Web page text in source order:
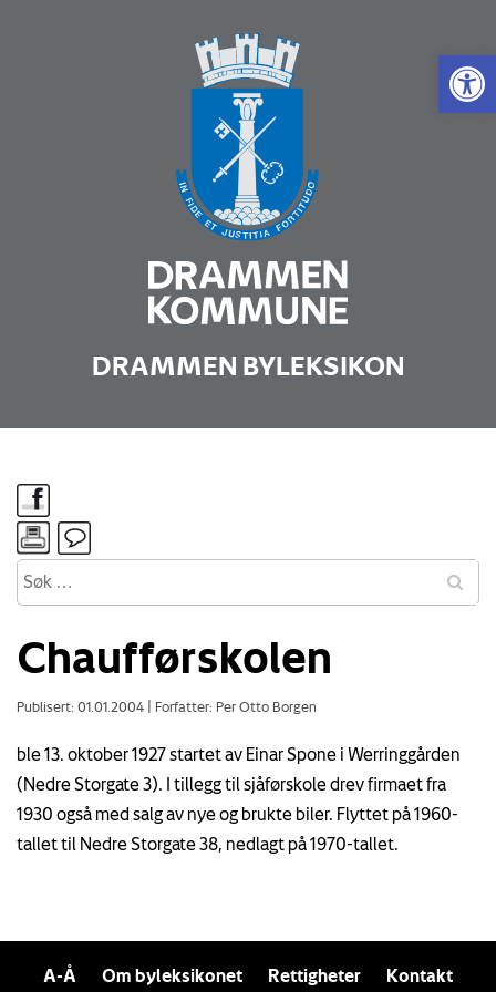
Vis
DRAMMEN BYLEKSIKON
Chaufførskolen
Publisert: 01.01.2004 Forfatter: Per Otto Borgen
ble 13. oktober 1927 startet av Einar Spone i Werringgården
(Nedre Storgate 3). I tillegg til sjåførskole drev firmaet fra
1930 også med salg av nye og brukte biler. Flyttet på 1960-
tallet til Nedre Storgate 38, nedlagt på 1970-tallet.
A-Å Om byleksikonet Rettigheter Kontakt